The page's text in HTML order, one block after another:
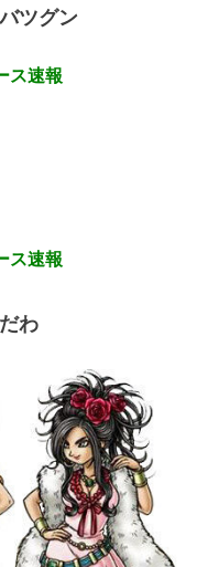
ツグン
ス速報
ス速報
わ